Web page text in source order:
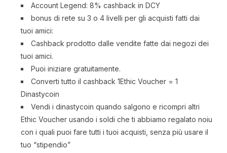
Account Legend: 8% cashback in DCY
bonus di rete su 3 o 4 livelli per gli acquisti fatti dai
tuoi amici:
Cashback prodotto dalle vendite fatte dai negozi dei
tuoi amici.
Puoi iniziare gratuitamente.
Converti tutto il cashback 1Ethic Voucher = 1
Dinastycoin
Vendi i dinastycoin quando salgono e ricompri altri
Ethic Voucher usando i soldi che ti abbiamo regalato noiu
con i quali puoi fare tutti i tuoi acquisti, senza più usare il
tuo “stipendio”